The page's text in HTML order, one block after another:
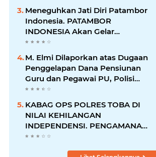
Meneguhkan Jati Diri Patambor
Indonesia. PATAMBOR
INDONESIA Akan Gelar
RAKERNAS II Di Jakarta.
M. Elmi Dilaporkan atas Dugaan
Penggelapan Dana Pensiunan
Guru dan Pegawai PU, Polisi
Pastikan Proses Hukum
KABAG OPS POLRES TOBA DI
NILAI KEHILANGAN
INDEPENDENSI. PENGAMANAN
PENEMBOKAN TANAH DI